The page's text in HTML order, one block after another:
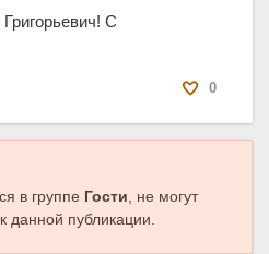
0
С
в группе Гости, не могут
данной публикации.